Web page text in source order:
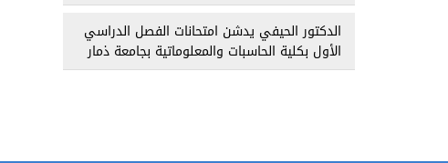
الدكتور الحيفي يدشن امتحانات الفصل الدراسي
الأول بكلية الحاسبات والمعلوماتية بجامعة ذمار